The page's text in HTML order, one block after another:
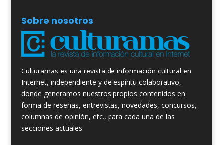
Sobre nosotros
Culturamas es una revista de información cultural en
Internet, independiente y de espíritu colaborativo,
donde generamos nuestros propios contenidos en
forma de reseñas, entrevistas, novedades, concursos,
columnas de opinión, etc., para cada una de las
secciones actuales.